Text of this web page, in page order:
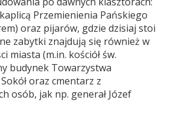
Przemienienia Pańskiego
oraz pijarów, gdzie dzisiaj stoi
zabytki znajdują się również w
miasta (m.in. kościół św.
budynek Towarzystwa
oraz cmentarz z
osób, jak np. generał Józef